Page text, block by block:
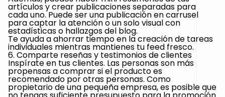
artículos y crear publicaciones separadas para
cada uno. Puede ser una publicación en carrusel
para captar la atención o un solo visual con
estadísticas o hallazgos del blog.
Te ayuda a ahorrar tiempo en la creación de tareas
individuales mientras mantienes tu feed fresco.
6. Comparte reseñas y testimonios de clientes
Inspírate en tus clientes. Las personas son más
propensas a comprar si el producto es
recomendado por otras personas. Como
propietario de una pequeña empresa, es posible que